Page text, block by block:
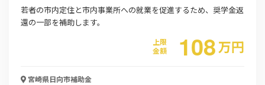
令和7年度日向市移住支援金
若者の市内定住と市内事業所への就業を促進するため、奨学金返
還の一部を補助します。
上限
金額
108万円
宮崎県日向市補助金